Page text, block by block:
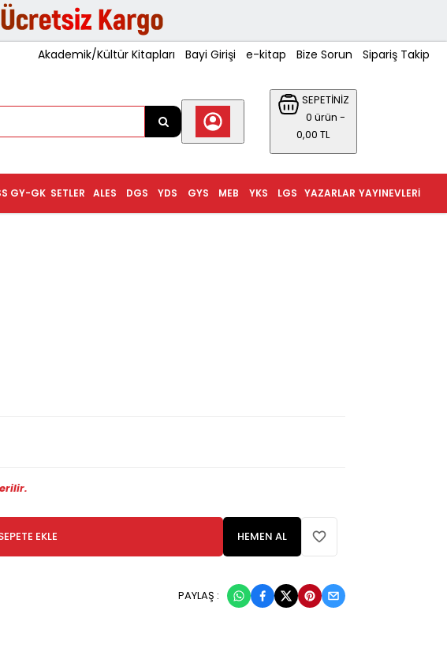
Akademik/Kültür Kitapları Bayi Girişi e-kitap Bize Sorun Sipariş Takip
SEPETİNİZ
0 ürün -
0,00 TL
YAYINEVLERI
YAZARLAR
LGS
YKS
MEB
GYS
YDS
DGS
ALES
SETLER
GY-GK
EKLE HEMEN AL
PAYLAŞ :